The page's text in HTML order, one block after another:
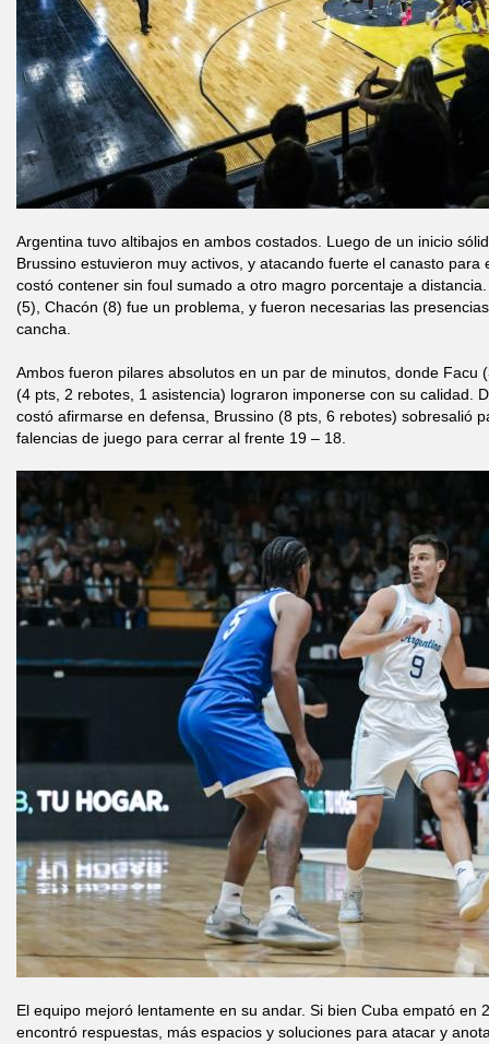
Argentina tuvo altibajos en ambos costados. Luego de un inicio
Brussino estuvieron muy activos, y atacando fuerte el canasto
costó contener sin foul sumado a otro magro porcentaje a
(5), Chacón (8) fue un problema, y fueron necesarias las
cancha.
Ambos fueron pilares absolutos en un par de minutos, donde Facu
(4 pts, 2 rebotes, 1 asistencia) lograron imponerse con su calidad.
costó afirmarse en defensa, Brussino (8 pts, 6 rebotes) sobresalió
falencias de juego para cerrar al frente 19 – 18.
El equipo mejoró lentamente en su andar. Si bien Cuba empató en
encontró respuestas, más espacios y soluciones para atacar y